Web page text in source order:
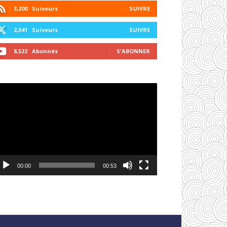
3,200 Suiveurs SUIVRE
2,341 Suiveurs SUIVRE
8,522 Abonnés S'ABONNER
00:00 00:53